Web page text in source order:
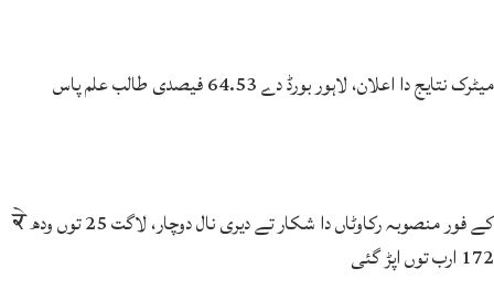
میٹرک نتایج دا اعلان، لاہور بورڈ دے 64.53 فیصدی طالب علم پاس
کے فور منصوبہ رکاوٹاں دا شکار تے دیری نال دوچار، لاگت 25 توں ودھ ਕੇ
172 ارب توں اپڑ گئی